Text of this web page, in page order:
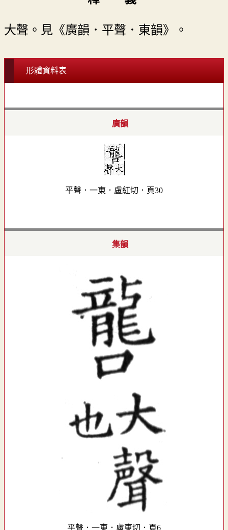
大聲。見《廣韻．平聲．東韻》。
形體資料表
廣韻
平聲．一東．盧紅切．頁30
集韻
平聲．一東．盧東切．頁6